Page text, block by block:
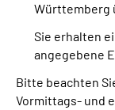
Leichte
Suche
Württemberg
Sie erhalten
angegebene
Bitte beachten
Vormittags- und